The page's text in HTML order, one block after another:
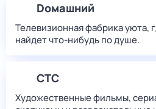
Dомашний
Телевизионная фабрика уюта,
найдет что‑нибудь по душе.
СТС
Художественные фильмы,